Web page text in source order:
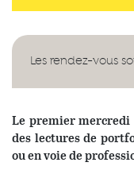
Les rendez-vous
Le premier mercredi
des lectures de
ou en voie de